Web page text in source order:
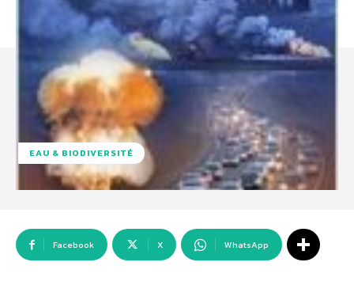
EAU & BIODIVERSITÉ
Facebook X WhatsApp